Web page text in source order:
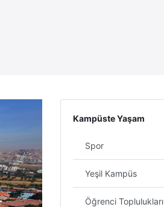
Kampüste Yaşam
Spor
Yeşil Kampüs
Öğrenci Toplulukları